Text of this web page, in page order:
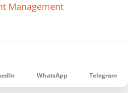
Management
WhatsApp Telegram